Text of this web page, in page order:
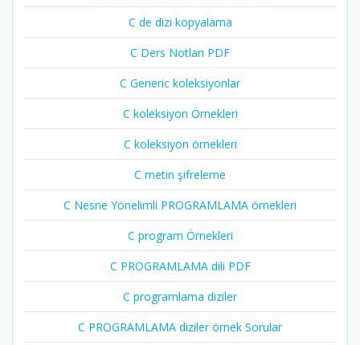
C de dizi kopyalama
C Ders Notları PDF
C Generic koleksiyonlar
C koleksiyon Örnekleri
C koleksiyon örnekleri
C metin şifreleme
C Nesne Yönelimli PROGRAMLAMA örnekleri
C program Örnekleri
C PROGRAMLAMA dili PDF
C programlama diziler
C PROGRAMLAMA diziler örnek Sorular